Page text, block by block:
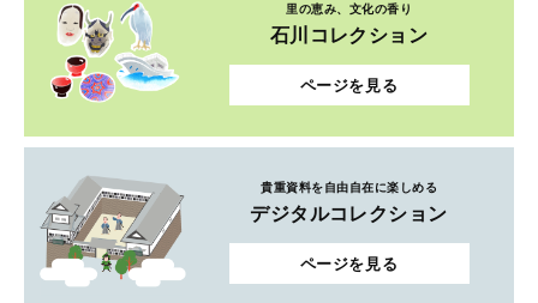
里の恵み、文化の香り
石川コレクション
ページを見る
貴重資料を自由自在に楽しめる
デジタルコレクション
ページを見る